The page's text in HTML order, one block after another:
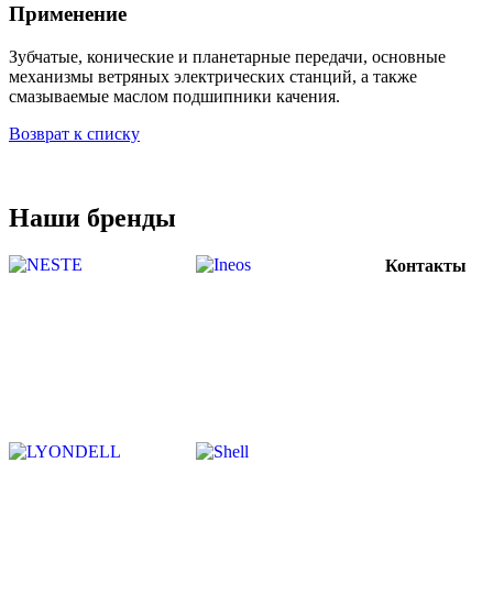
Применение
Зубчатые, конические и планетарные передачи, основные
механизмы ветряных электрических станций, а также
смазываемые маслом подшипники качения.
Возврат к списку
Наши бренды
Контакты